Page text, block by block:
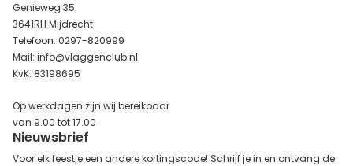
Genieweg 35
3641RH Mijdrecht
Telefoon: 0297-820999
Mail: info@vlaggenclub.nl
KvK: 83198695
Op werkdagen zijn wij bereikbaar
van 9.00 tot 17.00
Nieuwsbrief
Voor elk feestje een andere kortingscode! Schrijf je in en ontvang de